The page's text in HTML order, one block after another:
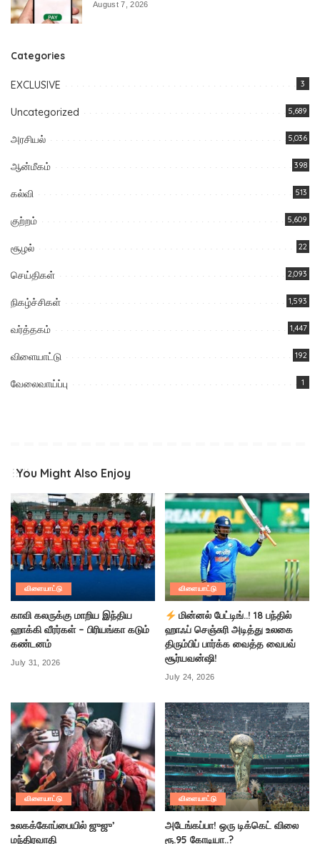
August 7, 2026
Categories
EXCLUSIVE 3
Uncategorized 5,689
அரசியல் 5,036
ஆன்மீகம் 398
கல்வி 513
குற்றம் 5,609
சூழல் 22
செய்திகள் 2,093
நிகழ்ச்சிகள் 1,593
வர்த்தகம் 1,447
விளையாட்டு 192
வேலைவாய்ப்பு 1
You Might Also Enjoy
விளையாட்டு
காவி கலருக்கு மாறிய இந்திய
ஹாக்கி வீரர்கள் – பிரியங்கா கடும்
கண்டனம்
July 31, 2026
விளையாட்டு
மின்னல் பேட்டிங்..! 18 பந்தில்
ஹாஃப் செஞ்சுரி அடித்து உலகை
திரும்பிப் பார்க்க வைத்த வைபவ்
சூர்யவன்ஷி!
July 24, 2026
விளையாட்டு
உலகக்கோப்பையில் ஜுஜு’
மந்திரவாதி
விளையாட்டு
அடேங்கப்பா! ஒரு டிக்கெட் விலை
ரூ.95 கோடியா..?